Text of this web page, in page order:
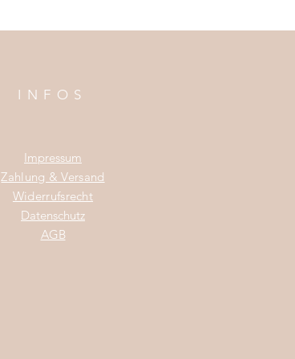
INFOS
Impressum
Zahlung & Versand
Widerrufsrecht
Datenschutz
AGB